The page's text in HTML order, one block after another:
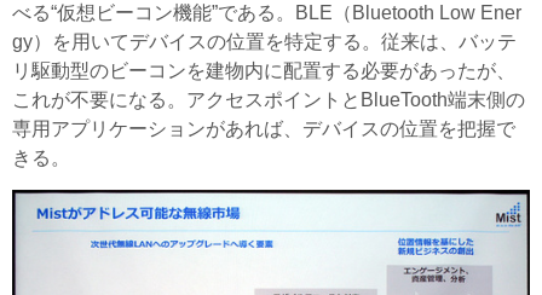
べる“仮想ビーコン機能”である。BLE（Bluetooth Low Ener
gy）を用いてデバイスの位置を特定する。従来は、バッテ
リ駆動型のビーコンを建物内に配置する必要があったが、
これが不要になる。アクセスポイントとBlueTooth端末側の
専用アプリケーションがあれば、デバイスの位置を把握で
きる。